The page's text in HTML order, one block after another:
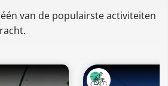
van de populairste activiteiten